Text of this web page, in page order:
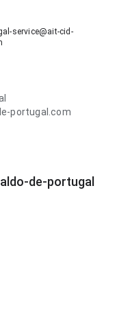
service@ait-cid-
portugal.com
de-portugal